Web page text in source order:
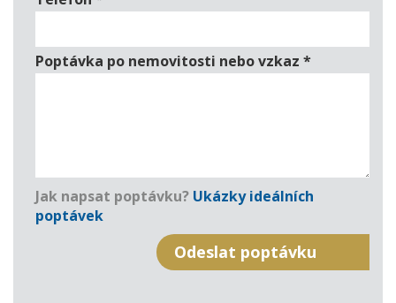
Poptávka po nemovitosti nebo vzkaz *
Jak napsat poptávku? Ukázky ideálních
poptávek